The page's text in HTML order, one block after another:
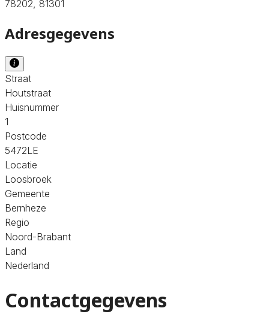
78202, 81301
Adresgegevens
Straat
Houtstraat
Huisnummer
1
Postcode
5472LE
Locatie
Loosbroek
Gemeente
Bernheze
Regio
Noord-Brabant
Land
Nederland
Contactgegevens